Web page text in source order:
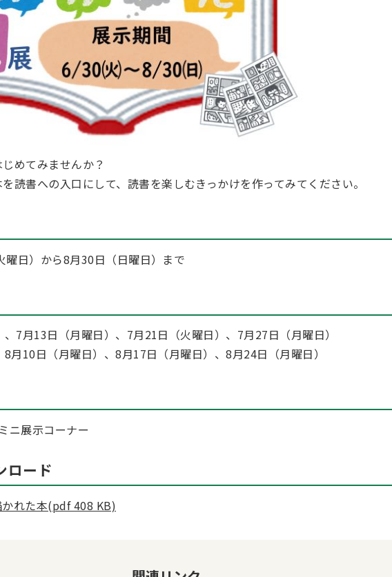
めてみませんか？
読書への入口にして、読書を楽しむきっかけを作ってみてください。
曜日）から8月30日（日曜日）まで
7月13日（月曜日）、7月21日（火曜日）、7月27日（月曜日）
月10日（月曜日）、8月17日（月曜日）、8月24日（月曜日）
ニ展示コーナー
ロード
れた本(pdf 408 KB)